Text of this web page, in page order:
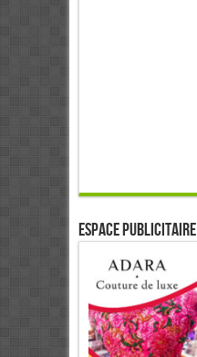
ESPACE PUBLICITAIRE